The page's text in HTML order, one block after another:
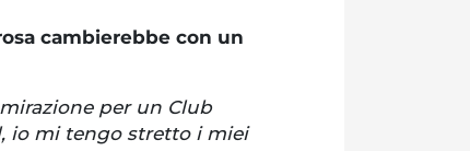
cambierebbe con un
per un Club
io mi tengo stretto i miei